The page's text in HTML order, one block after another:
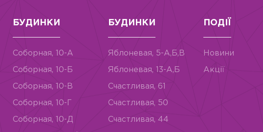
БУДИНКИ
Соборная, 10-А
Соборная, 10-Б
Соборная, 10-В
Соборная, 10-Г
Соборная, 10-Д
БУДИНКИ
Яблоневая, 5-А,Б,В
Яблоневая, 13-А,Б
Счастливая, 61
Счастливая, 50
Счастливая, 44
ПОДІЇ
Новини
Акції